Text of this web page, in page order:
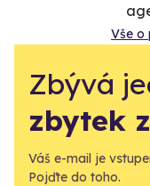
Vše o
Zbývá
zbytek
Váš e-mail je
Pojďte do toho.